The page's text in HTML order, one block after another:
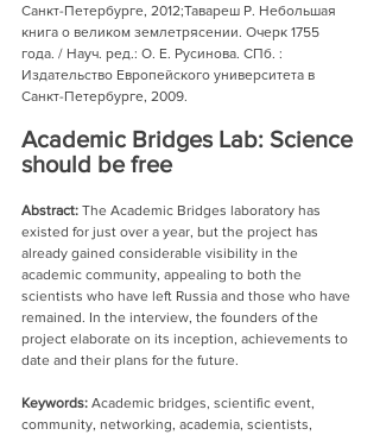
Санкт-Петербурге, 2012;Тавареш Р. Небольшая
книга о великом землетрясении. Очерк 1755
года. / Науч. ред.: О. Е. Русинова. СПб. :
Издательство Европейского университета в
Санкт-Петербурге, 2009.
Academic Bridges Lab: Science
should be free
Abstract: The Academic Bridges laboratory has
existed for just over a year, but the project has
already gained considerable visibility in the
academic community, appealing to both the
scientists who have left Russia and those who have
remained. In the interview, the founders of the
project elaborate on its inception, achievements to
date and their plans for the future.
Keywords: Academic bridges, scientific event,
community, networking, academia, scientists,